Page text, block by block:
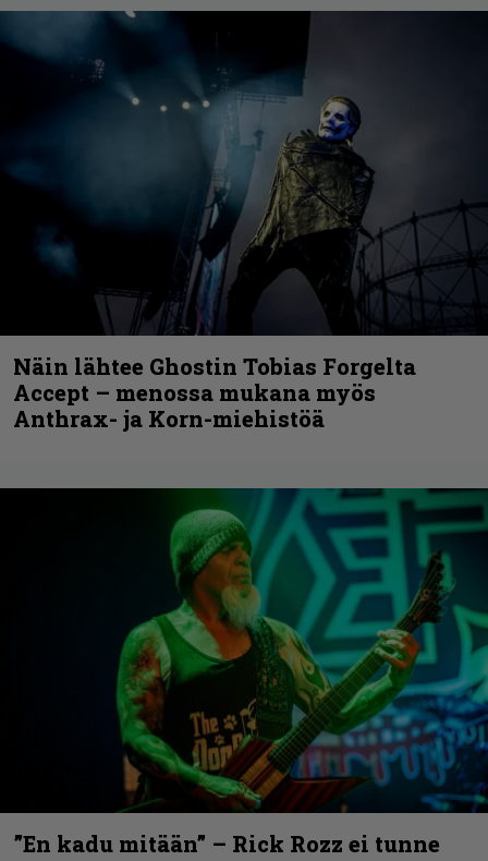
Näin lähtee Ghostin Tobias Forgelta
Accept – menossa mukana myös
Anthrax- ja Korn-miehistöä
”En kadu mitään” – Rick Rozz ei tunne